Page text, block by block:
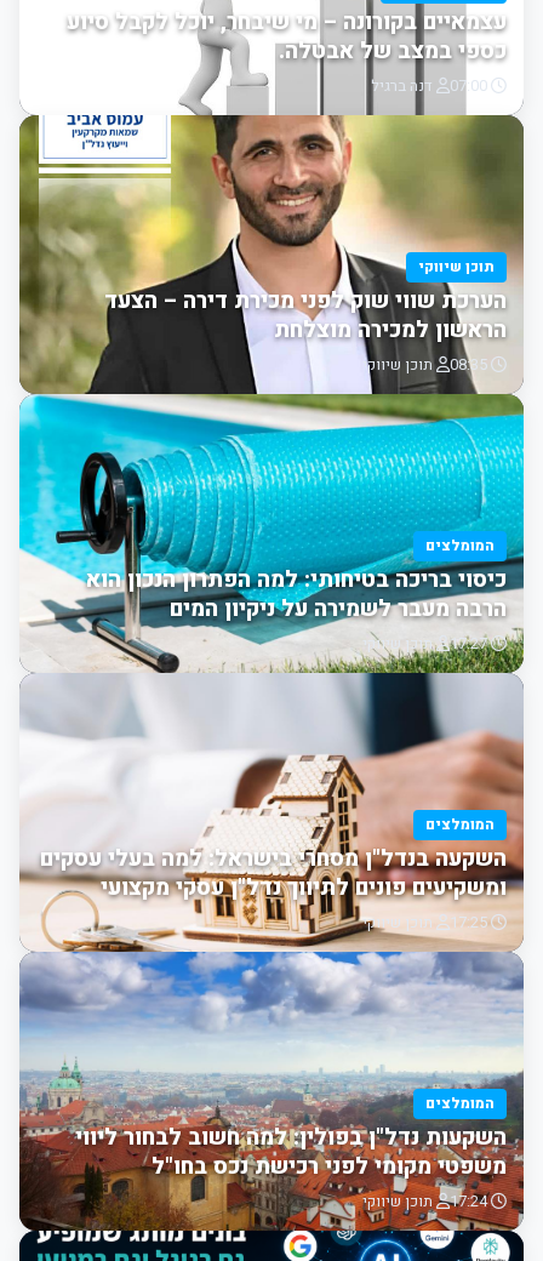
עצמאיים בקורונה – מי שיבחר, יוכל לקבל סיוע
כספי במצב של אבטלה.
דנה ברגיל
תוכן שיווקי
הערכת שווי שוק לפני מכירת דירה – הצעד
הראשון למכירה מוצלחת
תוכן שיווקי
המומלצים
כיסוי בריכה בטיחותי: למה הפתרון הנכון הוא
הרבה מעבר לשמירה על ניקיון המים
17:27 תוכן שיווקי
המומלצים
השקעה בנדל"ן מסחרי בישראל: למה בעלי עסקים
ומשקיעים פונים לתיווך נדל"ן עסקי מקצועי
17:25 תוכן שיווקי
המומלצים
השקעות נדל"ן בפולין: למה חשוב לבחור ליווי
משפטי מקומי לפני רכישת נכס בחו"ל
17:24 תוכן שיווקי